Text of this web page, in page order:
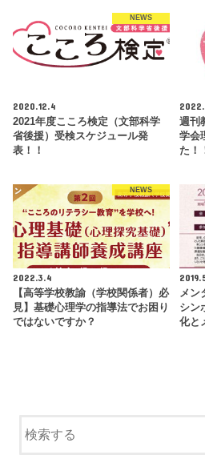
NEWS
2020.12.4
2021年度こころ検定（文部科学
省後援）受検スケジュール発
表！！
週刊
学会
た！
NEWS
2022.3.4
【高等学校教諭（学校関係者）必
見】基礎心理学の指導法でお困り
ではないですか？
メン
シン
化と